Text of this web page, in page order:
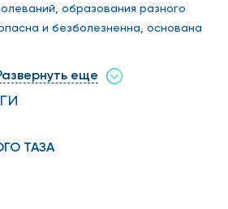
образования разного
и безболезненна, основана
изображений. Исследование не
подготовки перед проведением и
достоверную информацию
квалификацию,
УЗИ матки в Москве
еще
ТАЗА